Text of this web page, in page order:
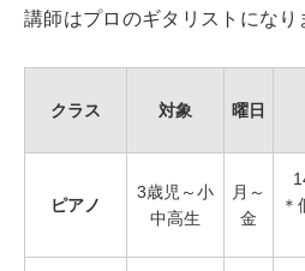
講師はプロのギタリストになり
クラス 対象 曜日
ピアノ
3歳児～小
中高生
月～
金
＊